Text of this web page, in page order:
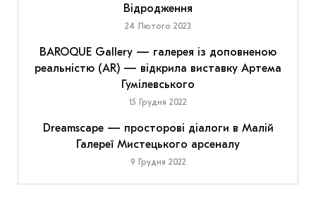
Відродження
24 Лютого 2023
BAROQUE Gallery — галерея із доповненою
реальністю (AR) — відкрила виставку Артема
Гумілевського
15 Грудня 2022
Dreamscape — просторові діалоги в Малій
Галереї Мистецького арсеналу
9 Грудня 2022